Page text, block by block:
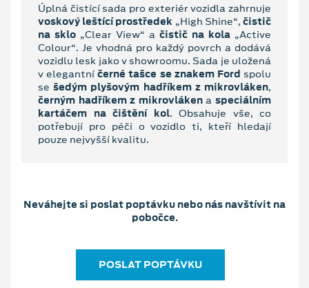
Úplná čistící sada pro exteriér vozidla zahrnuje
voskový leštící prostředek „High Shine“,čistič
na sklo „Clear View“ a čistič na kola „Active
Colour“. Je vhodná pro každý povrch a dodává
vozidlu lesk jako v showroomu. Sada je uložená
v elegantníčerné tašce se znakem Ford spolu
sešedým plyšovým hadříkem z mikrovláken,
černým hadříkem z mikrovlákenaspeciálním
kartáčem na čištění kol. Obsahuje vše, co
potřebují pro péči o vozidlo ti, kteří hledají
pouze nejvyšší kvalitu.
Neváhejte si poslat poptávku nebo nás navštívit na
pobočce.
POSLAT POPTÁVKU